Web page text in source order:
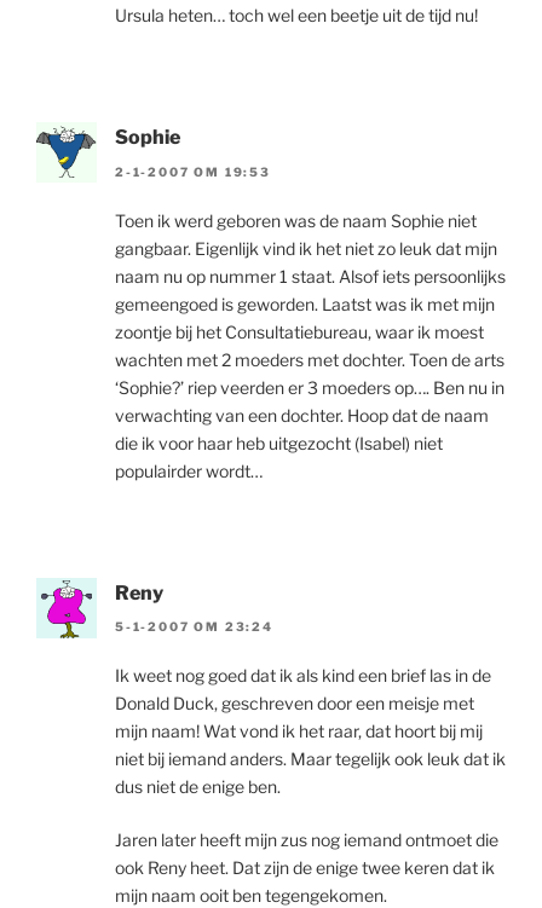
Ursula heten… toch wel een beetje uit de tijd nu!
Sophie
2-1-2007 OM 19:53
Toen ik werd geboren was de naam Sophie niet
gangbaar. Eigenlijk vind ik het niet zo leuk dat mijn
naam nu op nummer 1 staat. Alsof iets persoonlijks
gemeengoed is geworden. Laatst was ik met mijn
zoontje bij het Consultatiebureau, waar ik moest
wachten met 2 moeders met dochter. Toen de arts
‘Sophie?’ riep veerden er 3 moeders op…. Ben nu in
verwachting van een dochter. Hoop dat de naam
die ik voor haar heb uitgezocht (Isabel) niet
populairder wordt…
Reny
5-1-2007 OM 23:24
Ik weet nog goed dat ik als kind een brief las in de
Donald Duck, geschreven door een meisje met
mijn naam! Wat vond ik het raar, dat hoort bij mij
niet bij iemand anders. Maar tegelijk ook leuk dat ik
dus niet de enige ben.
Jaren later heeft mijn zus nog iemand ontmoet die
ook Reny heet. Dat zijn de enige twee keren dat ik
mijn naam ooit ben tegengekomen.